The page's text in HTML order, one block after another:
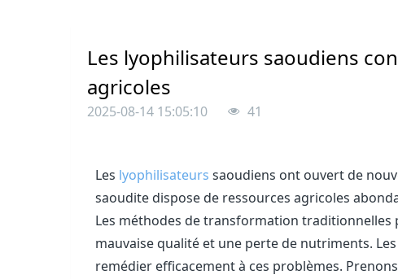
Les lyophilisateurs saoudiens
agricoles
2025-08-14 15:05:10 41
Les lyophilisateurs saoudiens ont ouvert de
saoudite dispose de ressources agricoles
Les méthodes de transformation
mauvaise qualité et une perte de nutriments.
remédier efficacement à ces problèmes.